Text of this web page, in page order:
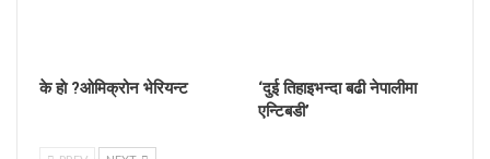
के हाे ?ओमिक्रोन भेरियन्ट
‘दुई तिहाइभन्दा बढी नेपालीमा
एन्टिबडी’